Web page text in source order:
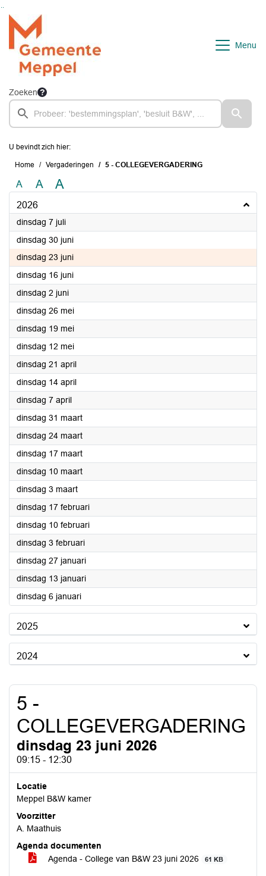
Ga naar de inhoud van deze pagina
Ga naar het zoeken
Ga naar het menu
Menu
Zoeken
U bevindt zich hier:
Home Vergaderingen 5 - COLLEGEVERGADERING
A A A
2026
dinsdag 7 juli2026
dinsdag 30 juni2026
dinsdag 23 juni2026
dinsdag 16 juni2026
dinsdag 2 juni2026
dinsdag 26 mei2026
dinsdag 19 mei2026
dinsdag 12 mei2026
dinsdag 21 april2026
dinsdag 14 april2026
dinsdag 7 april2026
dinsdag 31 maart2026
dinsdag 24 maart2026
dinsdag 17 maart2026
dinsdag 10 maart2026
dinsdag 3 maart2026
dinsdag 17 februari2026
dinsdag 10 februari2026
dinsdag 3 februari2026
dinsdag 27 januari2026
dinsdag 13 januari2026
dinsdag 6 januari2026
2025
2024
5 -
COLLEGEVERGADERING
dinsdag 23 juni 2026
09:15 - 12:30
Locatie
Meppel B&W kamer
Voorzitter
A. Maathuis
Agenda documenten
Agenda - College van B&W 23 juni 2026
61 KB